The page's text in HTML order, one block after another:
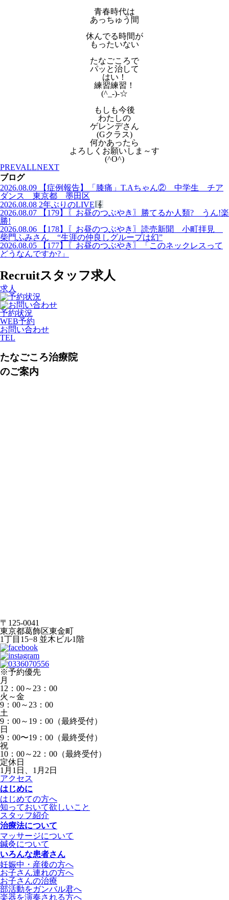
青春時代は
あっちゅう間
休んでる時間が
もったいない
たなごころで
パッと治して
はい！
練習練習！
(^_-)-☆
もしも今後
わたしの
ゲレンデさん
(Gクラス)
何かあったら
よろしくお願いしま～す
(^O^)
PREVALLNEXT
ブログ
2026.08.09
【症例報告】「膝痛」T.Aちゃん② 中学生 チア
ダンス 東京都 墨田区
2026.08.08 2年ぶりのLIVE
2026.08.07
【179】〖お昼のつぶやき〗勝てるか人類? うん!楽
勝!
2026.08.06
【178】〖お昼のつぶやき〗読売新聞 小町拝見
柴門ふみさん “生涯の仲良しグループは幻”
2026.08.05
【177】〖お昼のつぶやき〗「このネックレスって
どうなんですか?」
Recruitスタッフ求人
求人
予約状況
WEB予約
お問い合わせ
TEL
たなごころ治療院
のご案内
〒125-0041
東京都葛飾区東金町
1丁目15−8 並木ビル1階
※予約優先
月
12：00～23：00
火～金
9：00～23：00
土
9：00～19：00（最終受付）
日
9：00〜19：00（最終受付）
祝
10：00～22：00（最終受付）
定休日
1月1日、1月2日
アクセス
はじめに
はじめての方へ
知っておいて欲しいこと
スタッフ紹介
治療法について
マッサージについて
鍼灸について
いろんな患者さん
妊娠中・産後の方へ
お子さん連れの方へ
お子さんの治療
部活動をガンバル君へ
楽器を演奏される方へ